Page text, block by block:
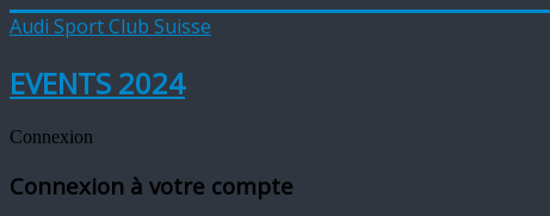
Audi Sport Club Suisse
EVENTS 2024
Connexion
Connexion à votre compte